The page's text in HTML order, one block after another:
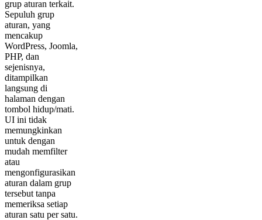
grup aturan terkait.
Sepuluh grup
aturan, yang
mencakup
WordPress, Joomla,
PHP, dan
sejenisnya,
ditampilkan
langsung di
halaman dengan
tombol hidup/mati.
UI ini tidak
memungkinkan
untuk dengan
mudah memfilter
atau
mengonfigurasikan
aturan dalam grup
tersebut tanpa
memeriksa setiap
aturan satu per satu.